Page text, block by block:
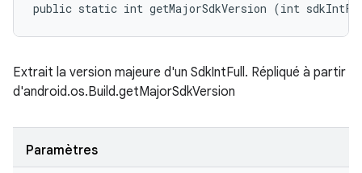
public static int getMajorSdkVersion (int
Extrait la version majeure d'un SdkIntFull. Répliqué à partir
d'android.os.Build.getMajorSdkVersion
Paramètres